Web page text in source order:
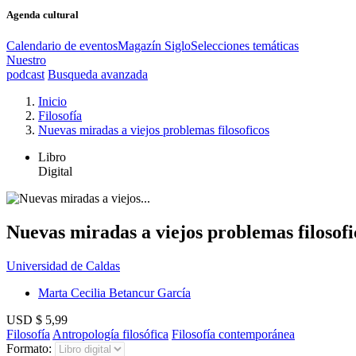
Agenda cultural
Calendario de eventosMagazín SigloSelecciones temáticas
Nuestro
podcast Busqueda avanzada
Inicio
Filosofía
Nuevas miradas a viejos problemas filosoficos
Libro
Digital
Nuevas miradas a viejos problemas
Universidad de Caldas
Marta Cecilia Betancur García
USD $ 5,99
Filosofía Antropología filosófica Filosofía contemporánea
Formato: